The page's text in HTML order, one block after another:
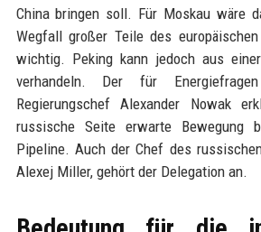
China bringen soll. Für Moskau wäre
Wegfall großer Teile des
wichtig. Peking kann jedoch aus
verhandeln. Der für
Regierungschef Alexander Nowak
russische Seite erwarte Bewegung
Pipeline. Auch der Chef des
Alexej Miller, gehört der Delegation an.